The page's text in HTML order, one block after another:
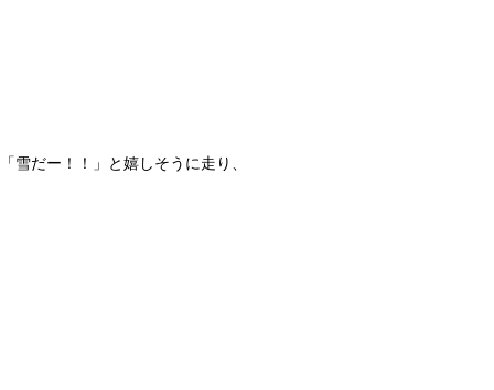
「雪だー！！」と嬉しそうに走り、